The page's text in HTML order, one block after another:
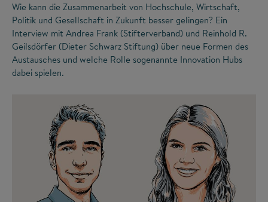
Wie kann die Zusammenarbeit von Hochschule, Wirtschaft,
Politik und Gesellschaft in Zukunft besser gelingen? Ein
Interview mit Andrea Frank (Stifterverband) und Reinhold R.
Geilsdörfer (Dieter Schwarz Stiftung) über neue Formen des
Austausches und welche Rolle sogenannte Innovation Hubs
dabei spielen.